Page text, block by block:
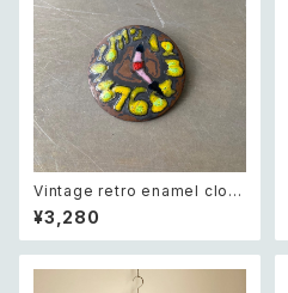
Vintage retro enamel cloc
k brooch レトロ ヴィンテージ
アクセサリー エナメル 時計 ブ
ローチ
¥3,280